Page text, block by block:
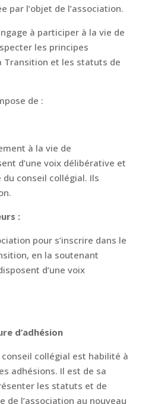
par l’objet de l’association.
à participer à la vie de
les principes
Transition et les statuts de
de :
à la vie de
d’une voix délibérative et
conseil collégial. Ils
:
pour s’inscrire dans le
en la soutenant
d’une voix
d’adhésion
collégial est habilité à
adhésions. Il est de sa
les statuts et de
de l’association au nouveau